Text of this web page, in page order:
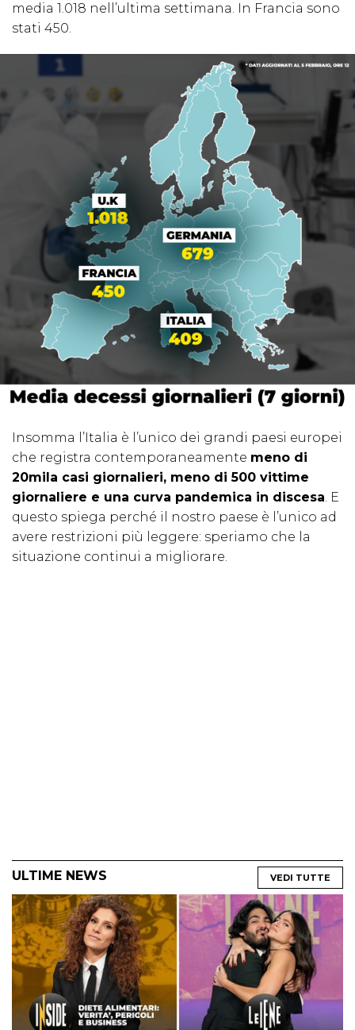
media 1.018 nell’ultima settimana. In Francia sono
stati 450.
Insomma l’Italia è l’unico dei grandi paesi europei
che registra contemporaneamente meno di
20mila casi giornalieri, meno di 500 vittime
giornaliere e una curva pandemica in discesa. E
questo spiega perché il nostro paese è l’unico ad
avere restrizioni più leggere: speriamo che la
situazione continui a migliorare.
ULTIME NEWS VEDI TUTTE